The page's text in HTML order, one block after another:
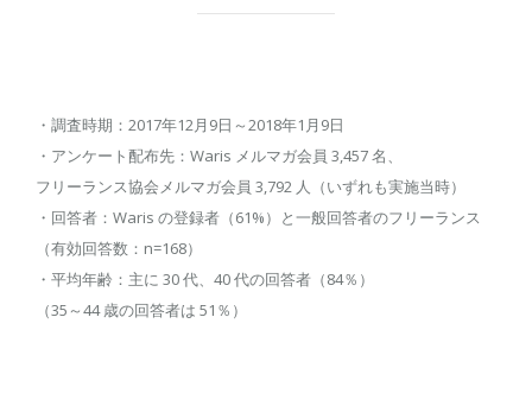
・調査時期：2017年12月9日～2018年1月9日
・アンケート配布先：Waris メルマガ会員 3,457 名、
フリーランス協会メルマガ会員 3,792 人（いずれも実施当時）
・回答者：Waris の登録者（61%）と一般回答者のフリーランス
（有効回答数：n=168）
・平均年齢：主に 30 代、40 代の回答者（84％）
（35～44 歳の回答者は 51％）